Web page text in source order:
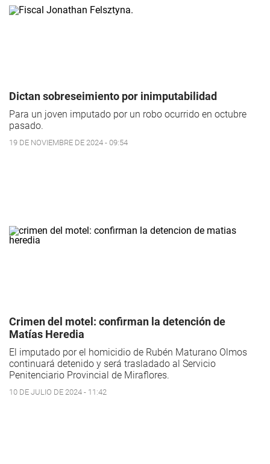
Dictan sobreseimiento por inimputabilidad
Para un joven imputado por un robo ocurrido en octubre
pasado.
19 DE NOVIEMBRE DE 2024 - 09:54
Crimen del motel: confirman la detención de
Matías Heredia
El imputado por el homicidio de Rubén Maturano Olmos
continuará detenido y será trasladado al Servicio
Penitenciario Provincial de Miraflores.
10 DE JULIO DE 2024 - 11:42